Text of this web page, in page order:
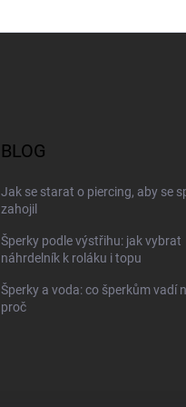
BLOG
Jak se starat o piercing, aby se
zahojil
Šperky podle výstřihu: jak vybrat
náhrdelník k roláku i topu
Šperky a voda: co šperkům vadí
proč